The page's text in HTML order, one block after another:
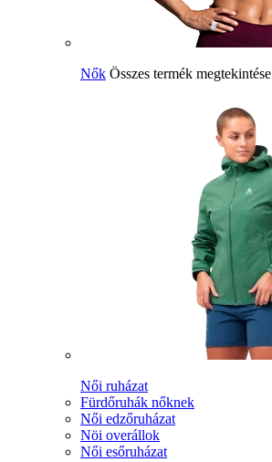
Nők Összes termék megtekintése
Női ruházat
Fürdőruhák nőknek
Női edzőruházat
Nöi overállok
Női esőruházat